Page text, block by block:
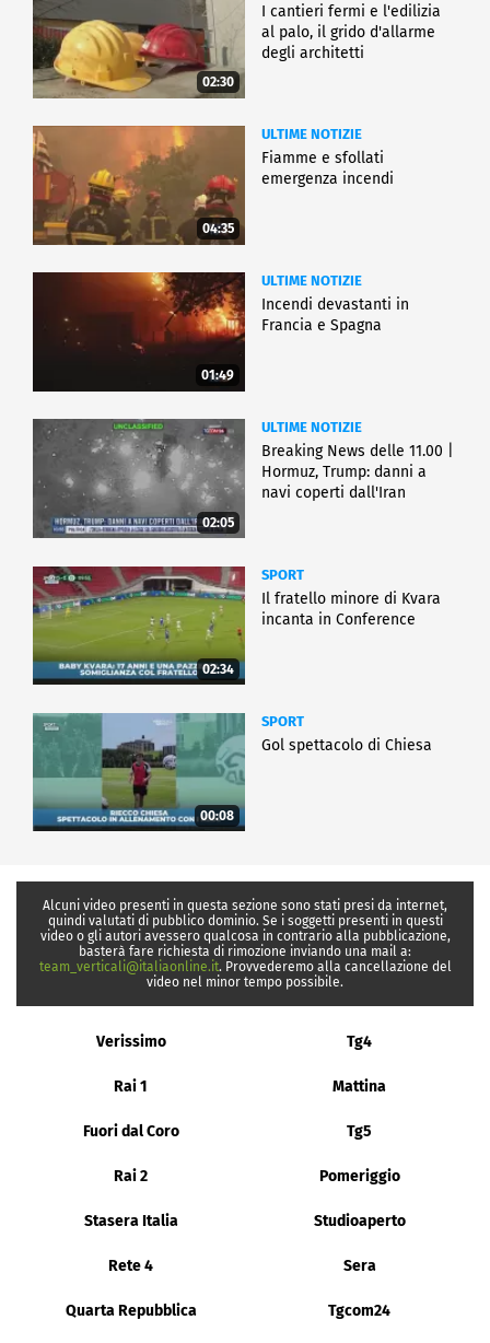
02:30
I cantieri fermi e l'edilizia
al palo, il grido d'allarme
degli architetti
04:35
ULTIME NOTIZIE
Fiamme e sfollati
emergenza incendi
01:49
ULTIME NOTIZIE
Incendi devastanti in
Francia e Spagna
02:05
ULTIME NOTIZIE
Breaking News delle 11.00 |
Hormuz, Trump: danni a
navi coperti dall'Iran
02:34
SPORT
Il fratello minore di Kvara
incanta in Conference
00:08
SPORT
Gol spettacolo di Chiesa
Alcuni video presenti in questa sezione sono stati presi da internet,
quindi valutati di pubblico dominio. Se i soggetti presenti in questi
video o gli autori avessero qualcosa in contrario alla pubblicazione,
basterà fare richiesta di rimozione inviando una mail a:
team_verticali@italiaonline.it. Provvederemo alla cancellazione del
video nel minor tempo possibile.
Verissimo Tg4
Rai 1 Mattina
Fuori dal Coro Tg5
Rai 2 Pomeriggio
Stasera Italia Studioaperto
Rete 4 Sera
Quarta Repubblica Tgcom24